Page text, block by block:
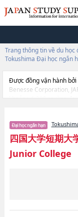
Trang thông tin về du học
Tokushima Đại học ngắn
Được đồng vận hành bởi
Benesse Corporation,
khoảng 1.300 trường
và thông tin cần thiết
Giao tiếp kinh
hoặcNgành Ngành
Âm nhạc, thông tin về
四国大学短期大
Junior College